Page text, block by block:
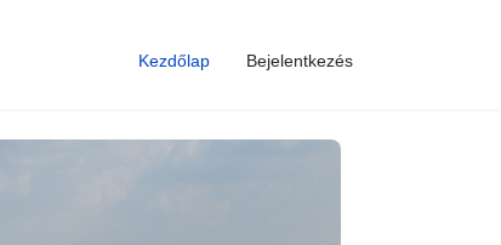
Kezdőlap Bejelentkezés